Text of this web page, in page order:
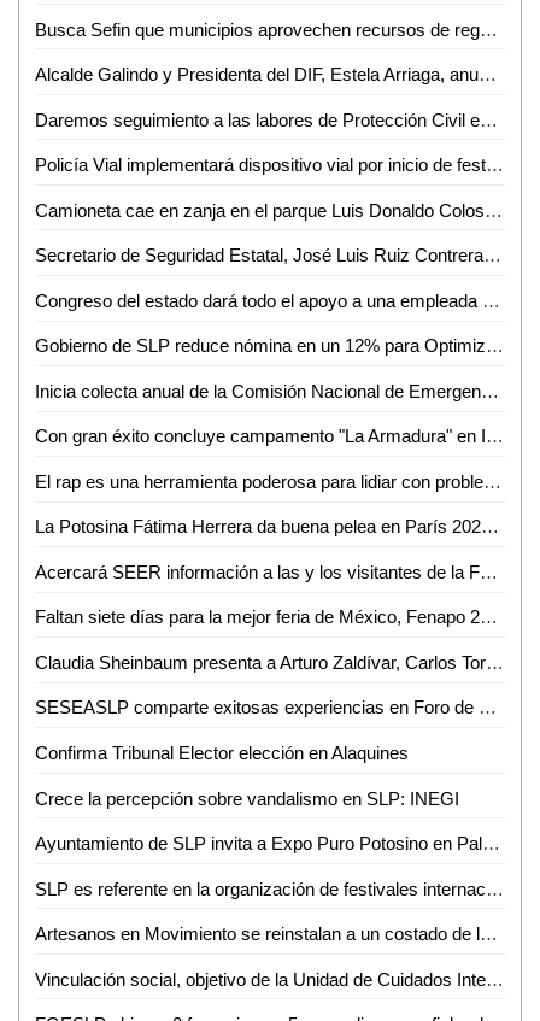
Busca Sefin que municipios aprovechen recursos de regularización vehicular
Alcalde Galindo y Presidenta del DIF, Estela Arriaga, anuncian ampliación de Centro Comunitario Maravillas
Daremos seguimiento a las labores de Protección Civil en Ciudad Valles: Luis Arturo Salvador
Policía Vial implementará dispositivo vial por inicio de festividades en el Barrio de Tlaxcala
Camioneta cae en zanja en el parque Luis Donaldo Colosio de Valles
Secretario de Seguridad Estatal, José Luis Ruiz Contreras, se reúne con cámaras empresariales de San Luis Potosí
Congreso del estado dará todo el apoyo a una empleada que denunció que fue víctima del robo de su tarjeta de débito al dejar su bolsa en una oficina
Gobierno de SLP reduce nómina en un 12% para Optimizar Recursos
Inicia colecta anual de la Comisión Nacional de Emergencia en Ciudad Valles
Con gran éxito concluye campamento "La Armadura" en Iglesia Presbiteriana Divino Redentor
El rap es una herramienta poderosa para lidiar con problemas cotidianos: W Valle
La Potosina Fátima Herrera da buena pelea en París 2024, pero no le alcanza
Acercará SEER información a las y los visitantes de la Fenapo 2024
Faltan siete días para la mejor feria de México, Fenapo 2024
Claudia Sheinbaum presenta a Arturo Zaldívar, Carlos Torres y Leticia Ramírez como integrantes de su gabinete
SESEASLP comparte exitosas experiencias en Foro de Mejora Regulatoria
Confirma Tribunal Elector elección en Alaquines
Crece la percepción sobre vandalismo en SLP: INEGI
Ayuntamiento de SLP invita a Expo Puro Potosino en Palacio Municipal
SLP es referente en la organización de festivales internacionales: UNAM
Artesanos en Movimiento se reinstalan a un costado de la Plaza Principal de Ciudad Valles
Vinculación social, objetivo de la Unidad de Cuidados Integrales e Investigación en Salud de la UASLP